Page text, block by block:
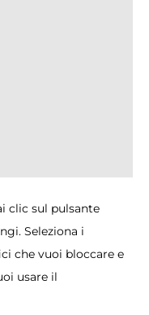
clic sul pulsante
Seleziona i
che vuoi bloccare e
usare il